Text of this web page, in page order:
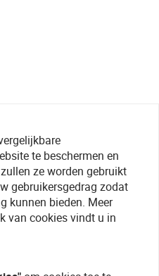
te beschermen en
ze worden gebruikt
gebruikersgedrag zodat
kunnen bieden. Meer
van cookies vindt u in